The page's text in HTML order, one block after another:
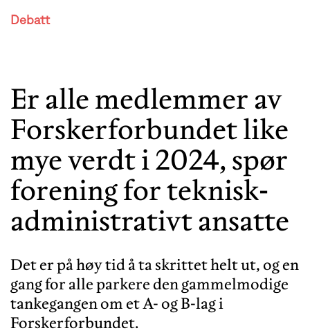
Debatt
Er alle medlemmer av
Forskerforbundet like
mye verdt i 2024, spør
forening for teknisk-
administrativt ansatte
Det er på høy tid å ta skrittet helt ut, og en
gang for alle parkere den gammelmodige
tankegangen om et A- og B-lag i
Forskerforbundet.